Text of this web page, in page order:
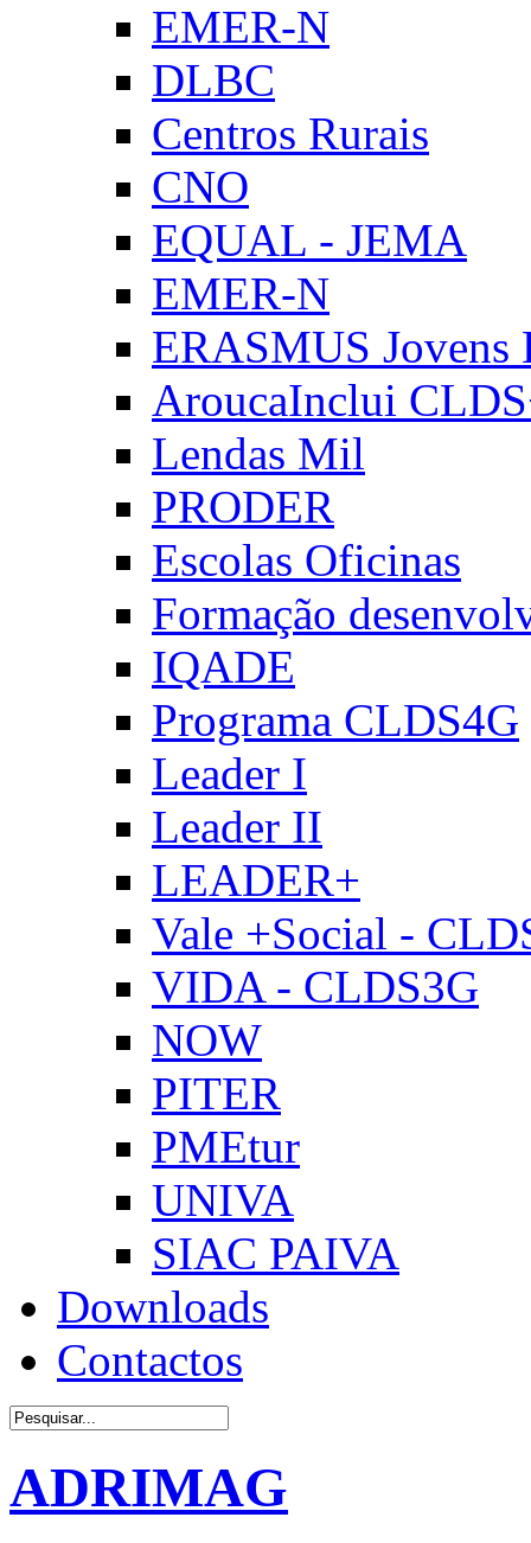
EMER-N
DLBC
Centros Rurais
CNO
EQUAL - JEMA
EMER-N
ERASMUS Jovens
AroucaInclui
Lendas Mil
PRODER
Escolas Oficinas
Formação
IQADE
Programa CLDS4G
Leader I
Leader II
LEADER+
Vale +Social -
VIDA - CLDS3G
NOW
PITER
PMEtur
UNIVA
SIAC PAIVA
Downloads
Contactos
ADRIMAG